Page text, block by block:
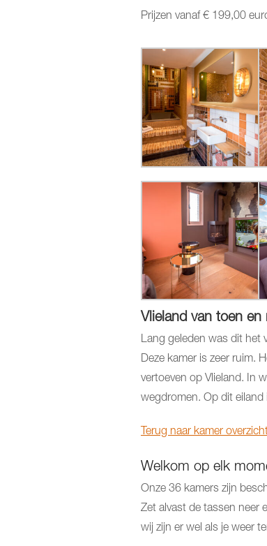
Prijzen vanaf € 199,00
Vlieland van toen en
Lang geleden was dit het
Deze kamer is zeer ruim.
vertoeven op Vlieland. In
wegdromen. Op dit eiland
Terug naar kamer
Welkom op elk
Onze 36 kamers zijn
Zet alvast de tassen neer
wij zijn er wel als je weer